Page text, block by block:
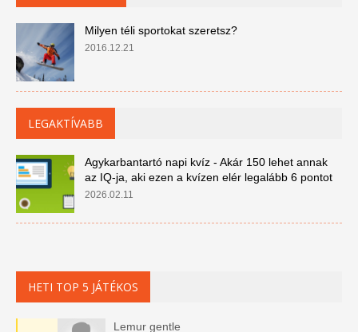
Milyen téli sportokat szeretsz?
2016.12.21
LEGAKTÍVABB
Agykarbantartó napi kvíz - Akár 150 lehet annak
az IQ-ja, aki ezen a kvízen elér legalább 6 pontot
2026.02.11
HETI TOP 5 JÁTÉKOS
Lemur gentle